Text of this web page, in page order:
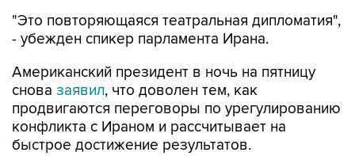
"Это повторяющаяся театральная дипломатия",
- убежден спикер парламента Ирана.
Американский президент в ночь на пятницу
снова заявил, что доволен тем, как
продвигаются переговоры по урегулированию
конфликта с Ираном и рассчитывает на
быстрое достижение результатов.